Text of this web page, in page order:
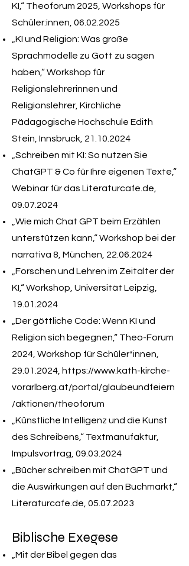
KI,“ Theoforum 2025, Workshops für
Schüler:innen, 06.02.2025
„KI und Religion: Was große
Sprachmodelle zu Gott zu sagen
haben,“ Workshop für
Religionslehrerinnen und
Religionslehrer, Kirchliche
Pädagogische Hochschule Edith
Stein, Innsbruck, 21.10.2024
„Schreiben mit KI: So nutzen Sie
ChatGPT & Co für Ihre eigenen Texte,“
Webinar für das Literaturcafe.de,
09.07.2024
„Wie mich Chat GPT beim Erzählen
unterstützen kann,“ Workshop bei der
narrativa 8, München, 22.06.2024
„Forschen und Lehren im Zeitalter der
KI,“ Workshop, Universität Leipzig,
19.01.2024
„Der göttliche Code: Wenn KI und
Religion sich begegnen,“ Theo-Forum
2024, Workshop für Schüler*innen,
29.01.2024 https://www.kath-kirche-
vorarlberg.at/portal/glaubeundfeiern
/aktionen/theoforum
„Künstliche Intelligenz und die Kunst
des Schreibens,“ Textmanufaktur,
Impulsvortrag, 09.03.2024
„Bücher schreiben mit ChatGPT und
die Auswirkungen auf den Buchmarkt,“
Literaturcafe.de, 05.07.2023
Biblische Exegese
„Mit der Bibel gegen das